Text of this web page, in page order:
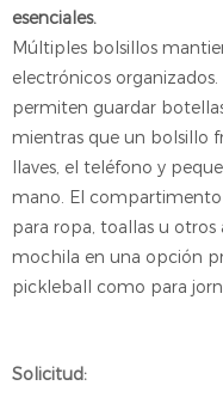
esenciales.
Múltiples bolsillos
electrónicos
permiten guardar
mientras que un bolsillo
llaves, el teléfono y
mano. El
para ropa, toallas u otros
mochila en una opción
pickleball como para
Solicitud: